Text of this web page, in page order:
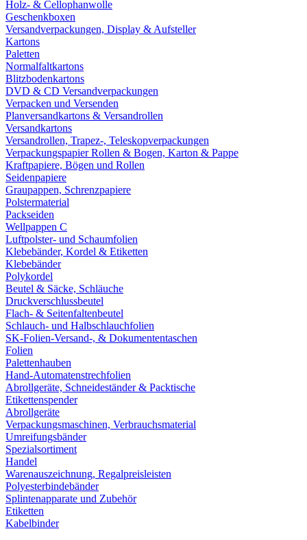
Holz- & Cellophanwolle
Geschenkboxen
Versandverpackungen, Display & Aufsteller
Kartons
Paletten
Normalfaltkartons
Blitzbodenkartons
DVD & CD Versandverpackungen
Verpacken und Versenden
Planversandkartons & Versandrollen
Versandkartons
Versandrollen, Trapez-, Teleskopverpackungen
Verpackungspapier Rollen & Bogen, Karton & Pappe
Kraftpapiere, Bögen und Rollen
Seidenpapiere
Graupappen, Schrenzpapiere
Polstermaterial
Packseiden
Wellpappen C
Luftpolster- und Schaumfolien
Klebebänder, Kordel & Etiketten
Klebebänder
Polykordel
Beutel & Säcke, Schläuche
Druckverschlussbeutel
Flach- & Seitenfaltenbeutel
Schlauch- und Halbschlauchfolien
SK-Folien-Versand-, & Dokumententaschen
Folien
Palettenhauben
Hand-Automatenstrechfolien
Abrollgeräte, Schneideständer & Packtische
Etikettenspender
Abrollgeräte
Verpackungsmaschinen, Verbrauchsmaterial
Umreifungsbänder
Spezialsortiment
Handel
Warenauszeichnung, Regalpreisleisten
Polyesterbindebänder
Splintenapparate und Zubehör
Etiketten
Kabelbinder